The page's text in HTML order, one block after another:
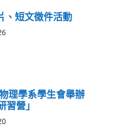
、短文徵件活動
理學系學生會舉辦
習營」